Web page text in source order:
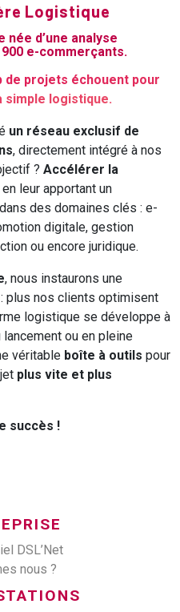
Logistique
d’une analyse
e-commerçants.
projets échouent pour
simple logistique.
un réseau exclusif de
, directement intégré à nos
? Accélérer la
en leur apportant un
des domaines clés : e-
digitale, gestion
ou encore juridique.
, nous instaurons une
: plus nos clients optimisent
logistique se développe à
ou en pleine
véritable boîte à outils pour
plus vite et plus
succès !
DSL’Net
nous ?